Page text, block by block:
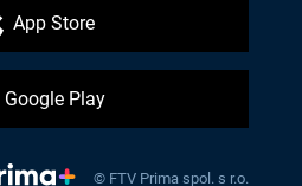
App Store
Google Play
© FTV Prima spol. s r.o.